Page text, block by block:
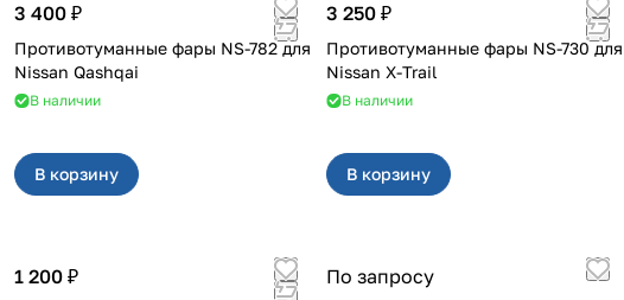
3 400 ₽
Противотуманные фары NS-782 для
Nissan Qashqai
В наличии
В корзину
3 250 ₽
Противотуманные фары NS-730 для
Nissan X-Trail
В наличии
В корзину
1 200 ₽ По запросу